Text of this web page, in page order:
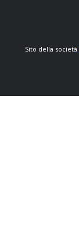
Sito della società